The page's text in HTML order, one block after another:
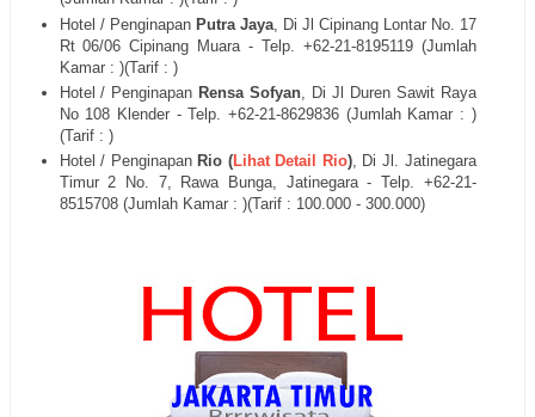
Hotel / PenginapanPutra Jaya, Di Jl Cipinang Lontar No. 17
Rt 06/06 Cipinang Muara - Telp. +62-21-8195119(Jumlah
Kamar : )(Tarif : )
Hotel / Penginapan Rensa Sofyan , Di Jl Duren Sawit Raya
No 108 Klender- Telp. +62-21-8629836(Jumlah Kamar : )
(Tarif : )
Hotel / PenginapanRio (Lihat Detail Rio), Di Jl. Jatinegara
Timur 2 No. 7, Rawa Bunga, Jatinegara- Telp. +62-21-
8515708(Jumlah Kamar : )(Tarif : 100.000 - 300.000)